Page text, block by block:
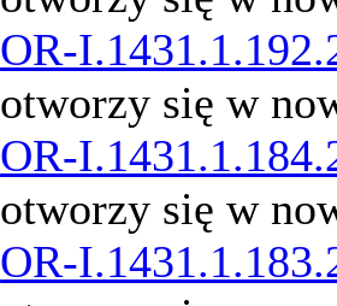
OR-
otworzy się w
OR-
otworzy się w
OR-